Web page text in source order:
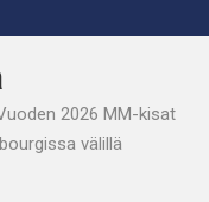
2026 MM-kisat
välillä